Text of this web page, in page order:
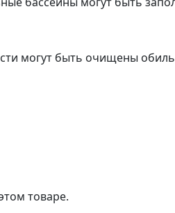
могут быть очищены
товаре.